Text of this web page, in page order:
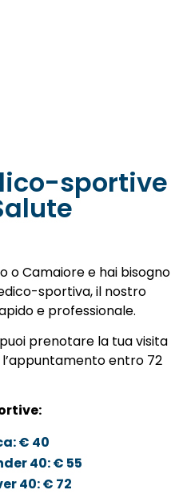
sportive
o Camaiore e hai bisogno
sportiva, il nostro
e professionale.
prenotare la tua visita
entro 72
€ 40
40: € 55
40: € 72